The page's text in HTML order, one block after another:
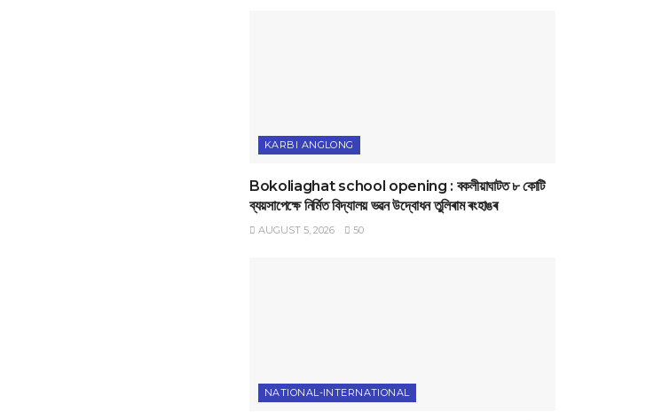
KARBI ANGLONG
Bokoliaghat school opening : বকলীয়াঘাটত ৮ কোটি
ব্যয়সাপেক্ষে নির্মিত বিদ্যালয় ভৱন উদ্বোধন তুলিৰাম ৰংহাঙৰ
AUGUST 5, 2026 50
NATIONAL-INTERNATIONAL